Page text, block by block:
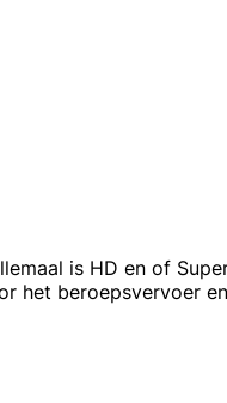
is HD en of
het beroepsvervoer